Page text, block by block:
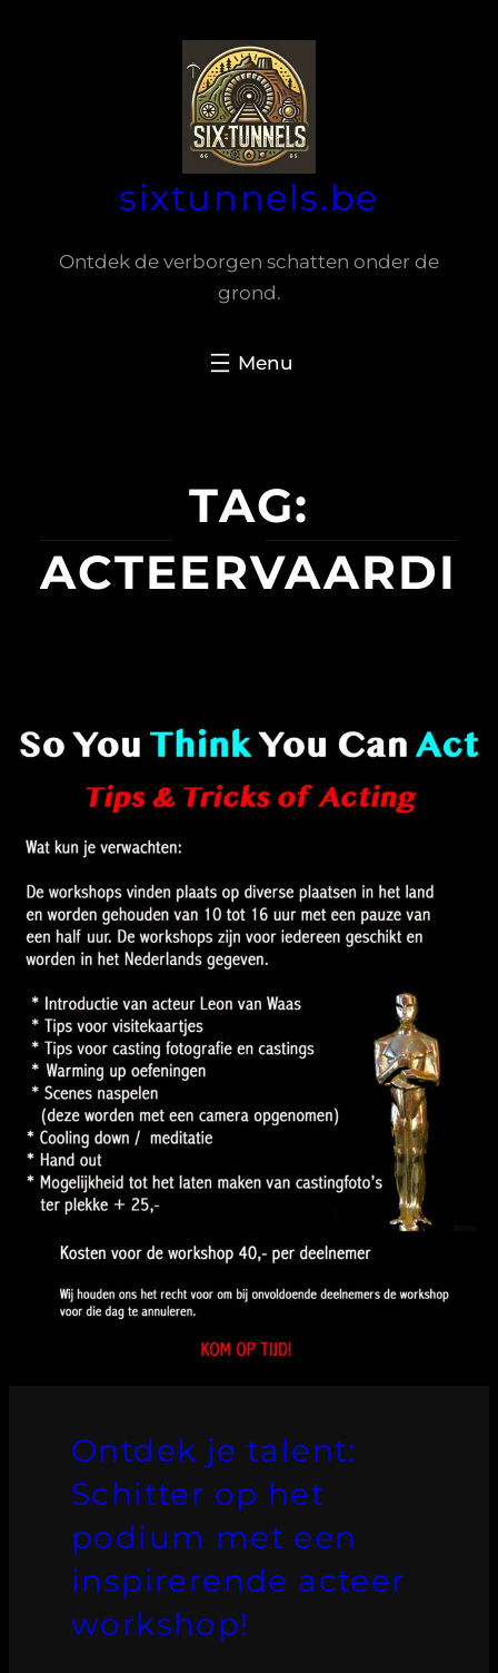
sixtunnels.be
Ontdek de verborgen schatten onder de
grond.
TAG:
Ontdek je talent:
Schitter op het
podium met een
inspirerende acteer
workshop!